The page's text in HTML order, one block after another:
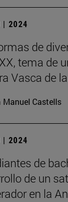
| 2024
de
tema de
Vasca de
Manuel Castells
| 2024
de
de un
en la